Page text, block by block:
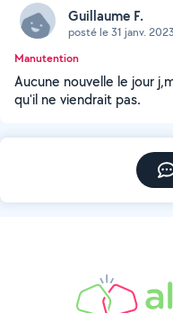
Guillaume F.
posté le 31 janv. 2023
Manutention
Aucune nouvelle le jour
qu'il ne viendrait pas.